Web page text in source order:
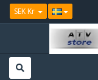
SEK Kr